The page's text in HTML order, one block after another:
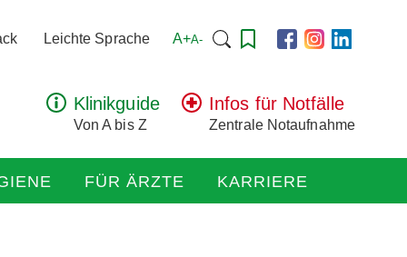
Leichte Sprache A+A- Suchen
Klinikguide
Von A bis Z
Infos für Notfälle
Zentrale Notaufnahme
FÜR ÄRZTE KARRIERE